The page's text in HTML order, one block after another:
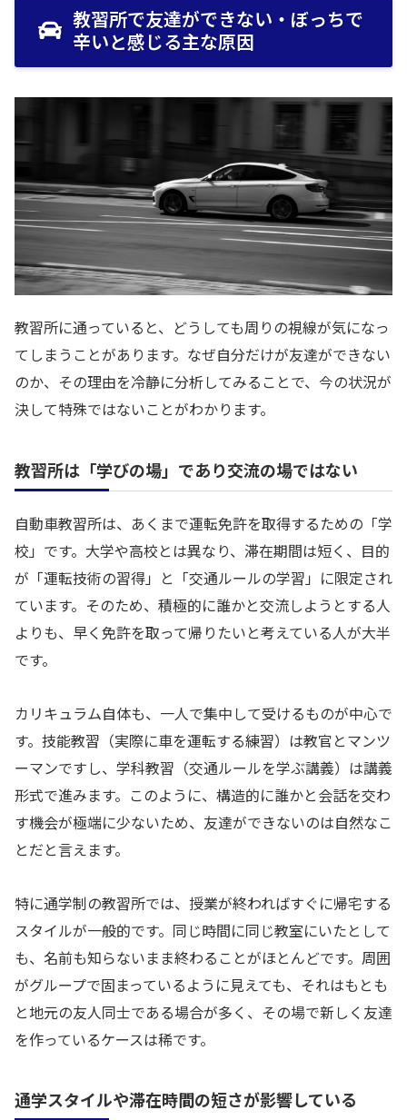
教習所で友達ができない・ぼっちで
辛いと感じる主な原因
教習所に通っていると、どうしても周りの視線が気になっ
てしまうことがあります。なぜ自分だけが友達ができない
のか、その理由を冷静に分析してみることで、今の状況が
決して特殊ではないことがわかります。
教習所は「学びの場」であり交流の場ではない
自動車教習所は、あくまで運転免許を取得するための「学
校」です。大学や高校とは異なり、滞在期間は短く、目的
が「運転技術の習得」と「交通ルールの学習」に限定され
ています。そのため、積極的に誰かと交流しようとする人
よりも、早く免許を取って帰りたいと考えている人が大半
です。
カリキュラム自体も、一人で集中して受けるものが中心で
す。技能教習（実際に車を運転する練習）は教官とマンツ
ーマンですし、学科教習（交通ルールを学ぶ講義）は講義
形式で進みます。このように、構造的に誰かと会話を交わ
す機会が極端に少ないため、友達ができないのは自然なこ
とだと言えます。
特に通学制の教習所では、授業が終わればすぐに帰宅する
スタイルが一般的です。同じ時間に同じ教室にいたとして
も、名前も知らないまま終わることがほとんどです。周囲
がグループで固まっているように見えても、それはもとも
と地元の友人同士である場合が多く、その場で新しく友達
を作っているケースは稀です。
通学スタイルや滞在時間の短さが影響している